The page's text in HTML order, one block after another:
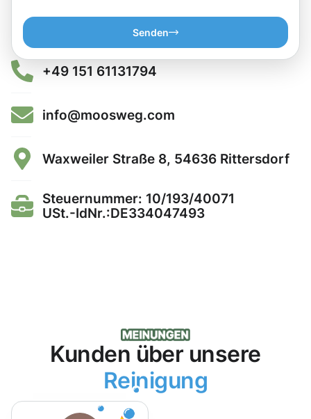
Senden
+49 151 61131794
info@moosweg.com
Waxweiler Straße 8, 54636 Rittersdorf
Steuernummer: 10/193/40071
USt.-IdNr.:DE334047493
Kunden über unsere
Reinigung